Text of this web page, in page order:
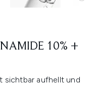
10% +
sichtbar aufhellt und